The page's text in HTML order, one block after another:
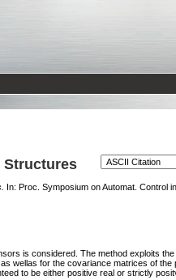
Structures
In: Proc. Symposium on Automat. Control
is considered. The method exploits
wellas for the covariance matrices of
to be either positive real or strictly